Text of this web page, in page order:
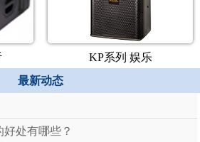
KP系列 娱乐
最新动态
好处有哪些？